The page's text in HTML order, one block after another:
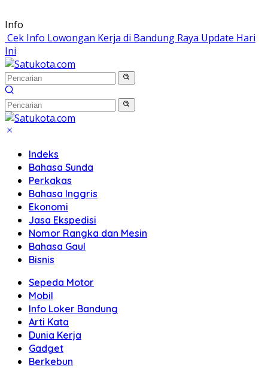
Langsung
ke
konten
Info
Cek Info Lowongan Kerja di Bandung Raya Update Hari
Ini
Indeks
Bahasa Sunda
Perkakas
Bahasa Inggris
Ekonomi
Jasa Ekspedisi
Nomor Rangka dan Mesin
Bahasa Gaul
Bisnis
Sepeda Motor
Mobil
Info Loker Bandung
Arti Kata
Dunia Kerja
Gadget
Berkebun